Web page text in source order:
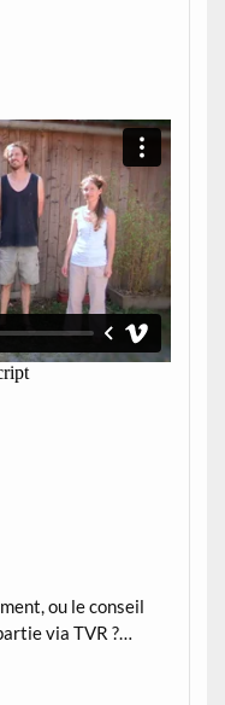
ou le conseil
via TVR ?…